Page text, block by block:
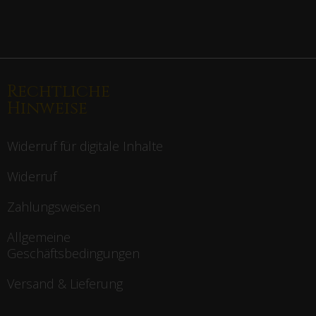
Rechtliche
Hinweise
Widerruf für digitale Inhalte
Widerruf
Zahlungsweisen
Allgemeine
Geschäftsbedingungen
Versand & Lieferung